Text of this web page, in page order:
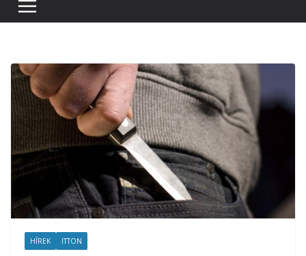
HÍREK ITTON